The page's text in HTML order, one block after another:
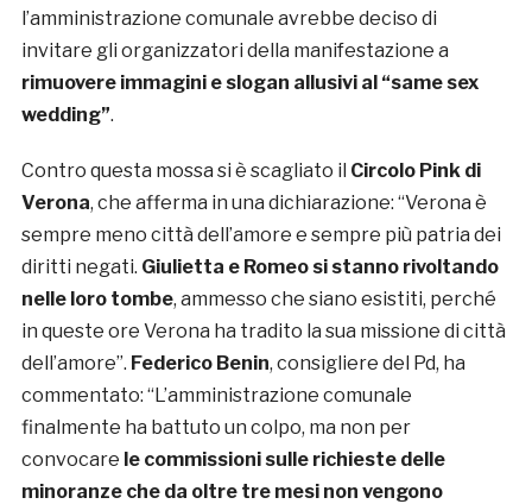
l’amministrazione comunale avrebbe deciso di
invitare gli organizzatori della manifestazione a
rimuovere immagini e slogan allusivi al “same sex
wedding”.
Contro questa mossa si è scagliato il Circolo Pink di
Verona, che afferma in una dichiarazione: “Verona è
sempre meno città dell’amore e sempre più patria dei
diritti negati. Giulietta e Romeo si stanno rivoltando
nelle loro tombe, ammesso che siano esistiti, perché
in queste ore Verona ha tradito la sua missione di città
dell’amore”. Federico Benin, consigliere del Pd, ha
commentato: “L’amministrazione comunale
finalmente ha battuto un colpo, ma non per
convocare le commissioni sulle richieste delle
minoranze che da oltre tre mesi non vengono